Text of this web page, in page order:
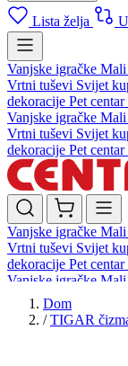
Lista želja
Vanjske igračke Mali
Vrtni tuševi Svijet
dekoracije Pet centar
Vanjske igračke Mali
Vrtni tuševi Svijet
dekoracije Pet centar
Vanjske igračke Mali
Vrtni tuševi Svijet
dekoracije Pet centar
Vanjske igračke Mali
Vrtni tuševi
dekoracijePet centar
Dom
/ TIGAR